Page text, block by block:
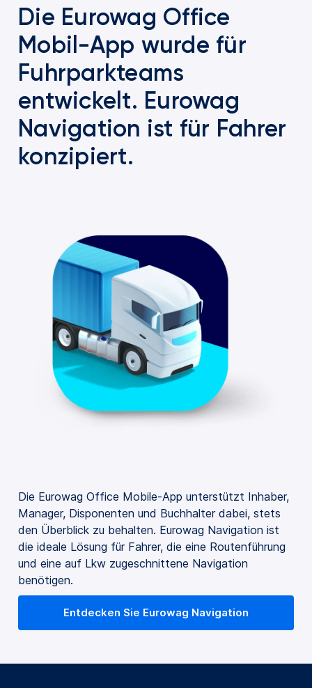
Die Eurowag Office
Mobil-App wurde für
Fuhrparkteams
entwickelt. Eurowag
Navigation ist für Fahrer
konzipiert.
Die Eurowag Office Mobile-App unterstützt Inhaber,
Manager, Disponenten und Buchhalter dabei, stets
den Überblick zu behalten. Eurowag Navigation ist
die ideale Lösung für Fahrer, die eine Routenführung
und eine auf Lkw zugeschnittene Navigation
benötigen.
Entdecken Sie Eurowag Navigation